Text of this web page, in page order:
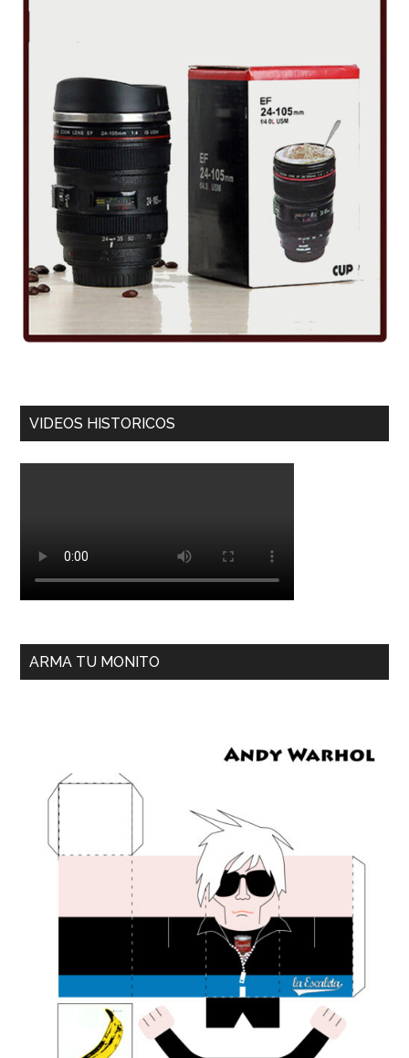
VIDEOS HISTORICOS
ARMA TU MONITO